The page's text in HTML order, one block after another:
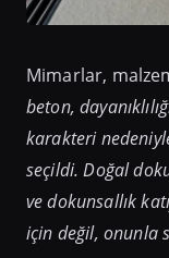
Mimarlar,
beton,
karakteri
seçildi. Doğal
ve dokunsallık
için değil, onunla